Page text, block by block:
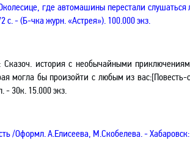
где автомашины перестали
с. - (Б-чка журн. «Астрея»). 100.000 экз.
Сказоч. история с необычайными
могла бы произойти с любым из
- 30к. 15.000 экз.
/Оформл. А.Елисеева, М.Скобелева. -